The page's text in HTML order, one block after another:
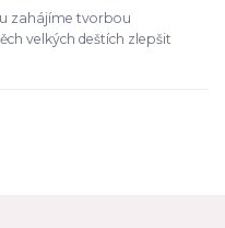
zahájíme tvorbou
velkých deštích zlepšit